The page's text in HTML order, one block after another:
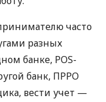
часто
разных
банке, POS-
банк, ПРРО
вести учет —